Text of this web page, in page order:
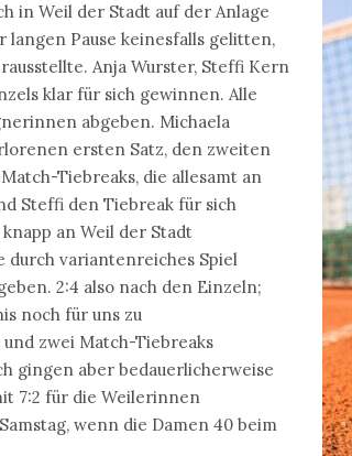
in Weil der Stadt auf der Anlage
Pause keinesfalls gelitten,
Anja Wurster, Steffi Kern
klar für sich gewinnen. Alle
abgeben. Michaela
ersten Satz, den zweiten
Tiebreaks, die allesamt an
Steffi den Tiebreak für sich
an Weil der Stadt
durch variantenreiches Spiel
2:4 also nach den Einzeln;
noch für uns zu
zwei Match-Tiebreaks
gingen aber bedauerlicherweise
7:2 für die Weilerinnen
wenn die Damen 40 beim